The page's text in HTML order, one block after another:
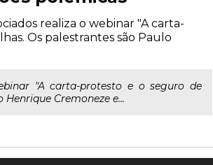
realiza o webinar "A carta-
Os palestrantes são Paulo
"A carta-protesto e o seguro de
Cremoneze e...